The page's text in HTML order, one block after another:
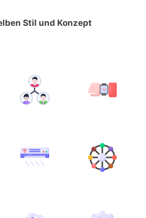
Stil und Konzept